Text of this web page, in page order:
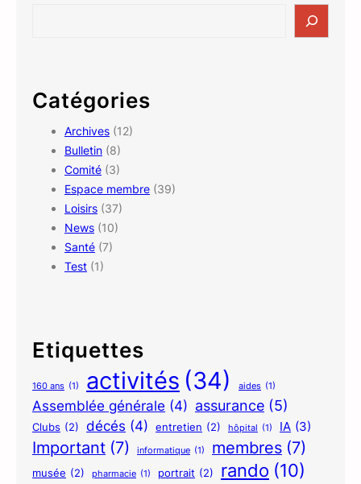
c
h
Catégories
Archives (12)
Bulletin (8)
Comité (3)
Espace membre (39)
Loisirs (37)
News (10)
Santé (7)
Test (1)
Etiquettes
160 ans (1) activités (34) aides (1)
Assemblée générale (4) assurance (5)
Clubs (2) décés (4) entretien (2) hôpital (1) IA (3)
Important (7) informatique (1) membres (7)
musée (2) pharmacie (1) portrait (2) rando (10)